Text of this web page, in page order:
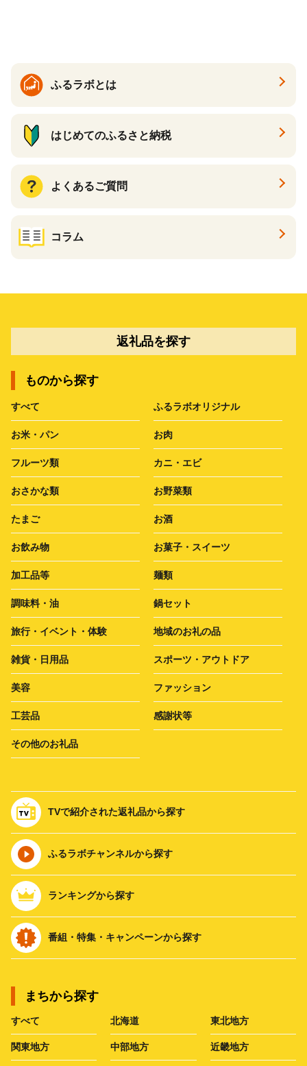
ふるラボとは
はじめてのふるさと納税
よくあるご質問
コラム
返礼品を探す
ものから探す
すべて ふるラボオリジナル
お米・パン お肉
フルーツ類 カニ・エビ
おさかな類 お野菜類
たまご お酒
お飲み物 お菓子・スイーツ
加工品等 麺類
調味料・油 鍋セット
旅行・イベント・体験 地域のお礼の品
雑貨・日用品 スポーツ・アウトドア
美容 ファッション
工芸品 感謝状等
その他のお礼品
TVで紹介された返礼品から探す
ふるラボチャンネルから探す
ランキングから探す
番組・特集・キャンペーンから探す
まちから探す
すべて 北海道 東北地方
関東地方 中部地方 近畿地方